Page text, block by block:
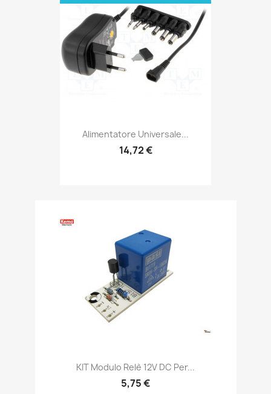
Alimentatore Universale...
14,72 €
KIT Modulo Relè 12V DC Per...
5,75 €